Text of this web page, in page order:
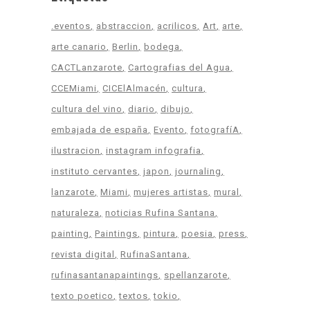
.eventos abstraccion acrilicos Art
arte
arte canario
Berlin
bodega
CACTLanzarote
Cartografias del Agua
CCEMiami
CICElAlmacén
cultura
cultura del vino
diario
dibujo
embajada de españa
Evento
fotografíA
ilustracion
instagram infografia
instituto cervantes japon
journaling
lanzarote Miami mujeres artistas mural
naturaleza
noticias Rufina Santana
painting
Paintings pintura poesia
press
revista digital
RufinaSantana
rufinasantanapaintings
spellanzarote
texto poetico
textos tokio